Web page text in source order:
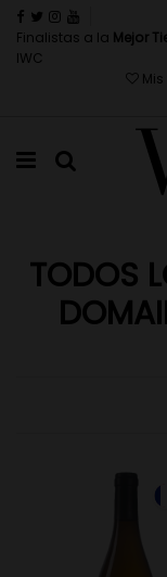
Finalistas a la Mejor
IWC
TODOS